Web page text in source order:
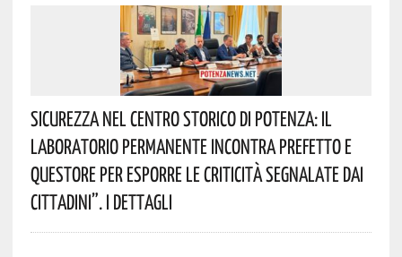
Sicurezza Nel Centro Storico Di Potenza: Il
Laboratorio Permanente Incontra Prefetto E
Questore Per Esporre Le Criticità Segnalate Dai
Cittadini”. I Dettagli